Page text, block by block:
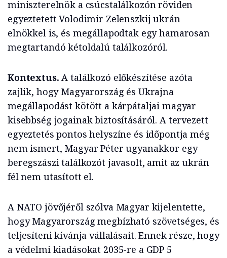
miniszterelnök a csúcstalálkozón röviden
egyeztetett Volodimir Zelenszkij ukrán
elnökkel is, és megállapodtak egy hamarosan
megtartandó kétoldalú találkozóról.
Kontextus.A találkozó előkészítése azóta
zajlik, hogy Magyarország és Ukrajna
megállapodást kötött a kárpátaljai magyar
kisebbség jogainak biztosításáról. A tervezett
egyeztetés pontos helyszíne és időpontja még
nem ismert, Magyar Péter ugyanakkor egy
beregszászi találkozót javasolt, amit az ukrán
fél nem utasított el.
A NATO jövőjéről szólva Magyar kijelentette,
hogy Magyarország megbízható szövetséges, és
teljesíteni kívánja vállalásait. Ennek része, hogy
a védelmi kiadásokat 2035-re a GDP 5